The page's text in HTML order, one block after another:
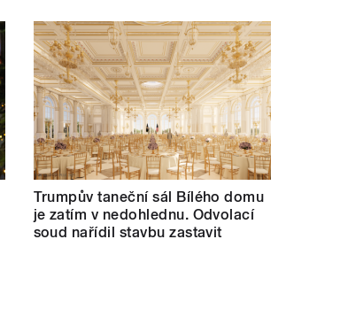
Trumpův taneční sál Bílého domu
je zatím v nedohlednu. Odvolací
soud nařídil stavbu zastavit